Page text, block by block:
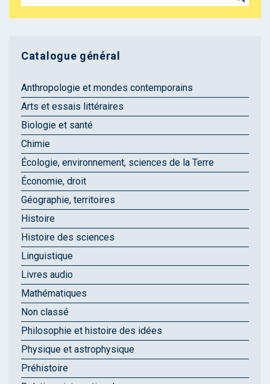
Catalogue général
Anthropologie et mondes contemporains
Arts et essais littéraires
Biologie et santé
Chimie
Écologie, environnement, sciences de la Terre
Économie, droit
Géographie, territoires
Histoire
Histoire des sciences
Linguistique
Livres audio
Mathématiques
Non classé
Philosophie et histoire des idées
Physique et astrophysique
Préhistoire